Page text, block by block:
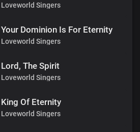
Loveworld Singers
Your Dominion Is For Eternity
Loveworld Singers
Lord, The Spirit
Loveworld Singers
King Of Eternity
Loveworld Singers